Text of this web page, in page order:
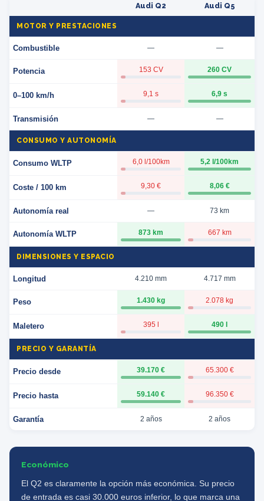
Audi Q2 Audi Q5
MOTOR Y PRESTACIONES
Combustible — —
Potencia 153 CV 260 CV
0–100 km/h 9,1 s 6,9 s
Transmisión — —
CONSUMO Y AUTONOMÍA
Consumo WLTP 6,0 l/100km 5,2 l/100km
Coste / 100 km 9,30 € 8,06 €
Autonomía real — 73 km
Autonomía WLTP 873 km 667 km
DIMENSIONES Y ESPACIO
Longitud 4.210 mm 4.717 mm
Peso 1.430 kg 2.078 kg
Maletero 395 l 490 l
PRECIO Y GARANTÍA
Precio desde 39.170 € 65.300 €
Precio hasta 59.140 € 96.350 €
Garantía 2 años 2 años
Económico
El Q2 es claramente la opción más económica. Su precio
de entrada es casi 30.000 euros inferior, lo que marca una